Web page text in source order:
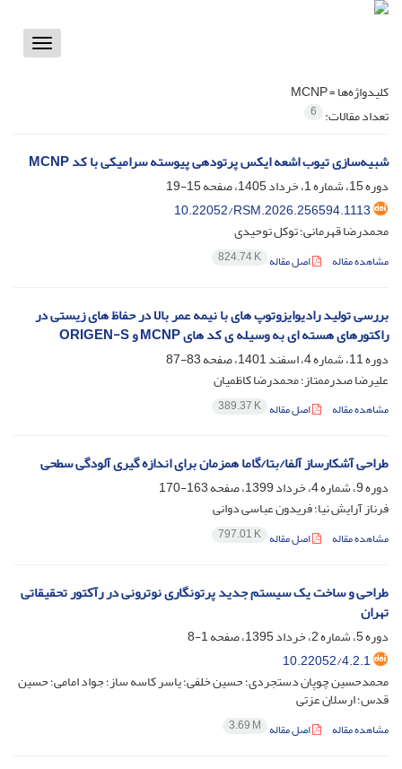
Toggle
کلیدواژه‌ها =MCNP
تعداد مقالات: 6
شبیه‌سازی تیوب اشعه ایکس پرتودهی پیوسته سرامیکی با کد MCNP
دوره 15، شماره 1، خرداد 1405، صفحه
15-19
10.22052/RSM.2026.256594.1113
محمدرضا قهرمانی؛ توکل توحیدی
مشاهده مقاله اصل مقاله 824.74 K
بررسی تولید رادیوایزوتوپ های با نیمه عمر بالا در حفاظ های زیستی در
راکتورهای هسته ای به وسیله ی کد های MCNP و ORIGEN-S
دوره 11، شماره 4، اسفند 1401، صفحه
83-87
علیرضا صدرممتاز؛ محمدرضا کاظمیان
مشاهده مقاله اصل مقاله 389.37 K
طراحی آشکارساز آلفا/بتا/گاما همزمان برای اندازه گیری آلودگی سطحی
دوره 9، شماره 4، خرداد 1399، صفحه
163-170
فرناز آرایش نیا؛ فریدون عباسی دوانی
مشاهده مقاله اصل مقاله 797.01 K
طراحی و ساخت یک سیستم جدید پرتونگاری نوترونی در رآکتور تحقیقاتی
تهران
دوره 5، شماره 2، خرداد 1395، صفحه
1-8
10.22052/4.2.1
محمدحسین چوپان دستجردی؛ حسین خلفی؛ یاسر کاسه ساز؛ جواد امامی؛ حسین
قدس؛ ارسلان عزتی
مشاهده مقاله اصل مقاله 3.69 M